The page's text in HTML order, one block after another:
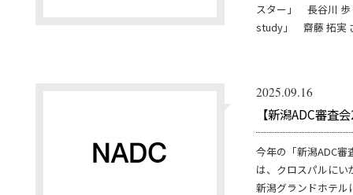
スター」 長谷川 歩
study」 齋藤 拓実
2025.09.16
【新潟ADC審査
今年の「新潟ADC審
は、クロスパルに
新潟グランドホテル